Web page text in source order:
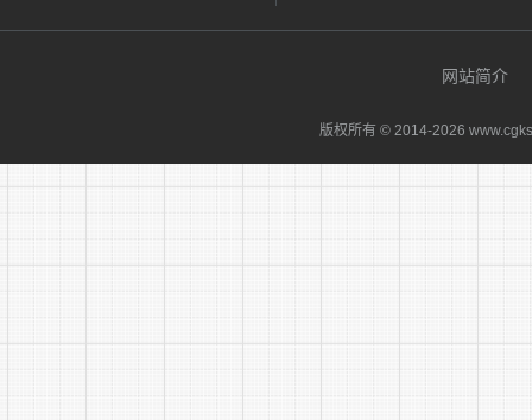
三、招
由安徽
网站简介
版权所有 © 2014-2026